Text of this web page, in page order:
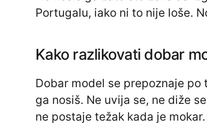
Portugalu, iako ni to nije loše.
Kako razlikovati dobar
Dobar model se prepoznaje
ga nosiš. Ne uvija se, ne diže
ne postaje težak kada je